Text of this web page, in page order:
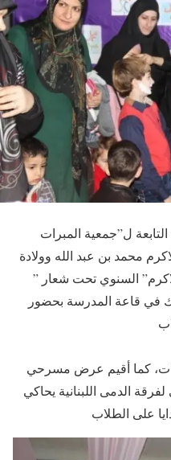
ل”جمعية المبرات
محمد بن عبد الله وولادة
السنوي تحت شعار ”
في قاعة المدرسة بحضور
كما أقيم عرض مسرحي
الدمى اللبنانية يحاكي